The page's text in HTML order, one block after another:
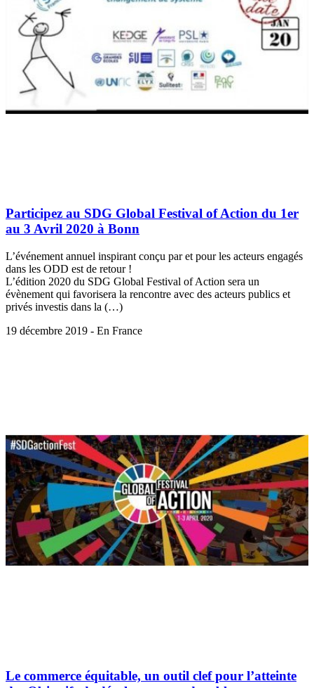
Participez au SDG Global Festival of Action du 1er
au 3 Avril 2020 à Bonn
L’événement annuel inspirant conçu par et pour les acteurs engagés
dans les ODD est de retour !
L’édition 2020 du SDG Global Festival of Action sera un
évènement qui favorisera la rencontre avec des acteurs publics et
privés investis dans la (…)
19 décembre 2019 - En France
Le commerce équitable, un outil clef pour l’atteinte